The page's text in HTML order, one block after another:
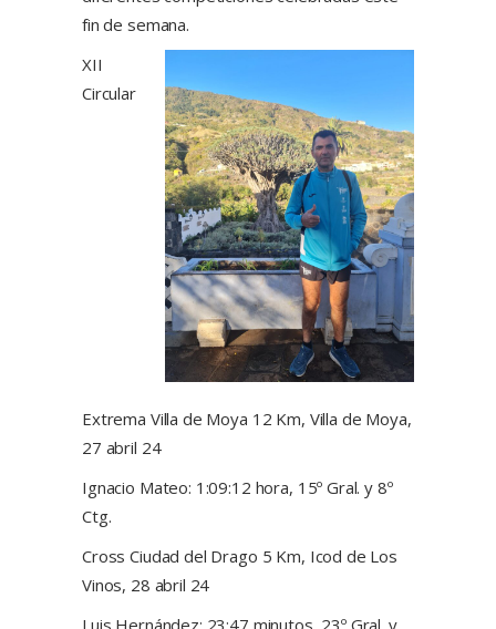
fin de semana.
XII
Circular
Extrema Villa de Moya 12 Km, Villa de Moya,
27 abril 24
Ignacio Mateo: 1:09:12 hora, 15º Gral. y 8º
Ctg.
Cross Ciudad del Drago 5 Km, Icod de Los
Vinos, 28 abril 24
Luis Hernández: 23:47 minutos, 23º Gral. y